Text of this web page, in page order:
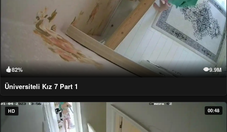
82% 9.9M
Üniversiteli Kız 7 Part 1
HD 00:48